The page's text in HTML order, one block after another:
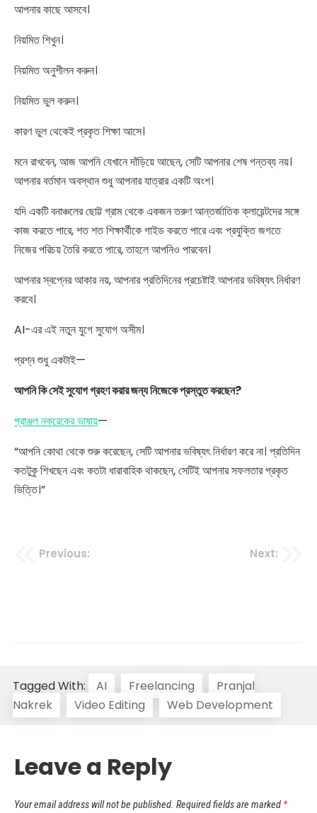
আপনার কাছে আসবে।
নিয়মিত শিখুন।
নিয়মিত অনুশীলন করুন।
নিয়মিত ভুল করুন।
কারণ ভুল থেকেই প্রকৃত শিক্ষা আসে।
মনে রাখবেন, আজ আপনি যেখানে দাঁড়িয়ে আছেন, সেটি আপনার শেষ গন্তব্য নয়।
আপনার বর্তমান অবস্থান শুধু আপনার যাত্রার একটি অংশ।
যদি একটি বনাঞ্চলের ছোট্ট গ্রাম থেকে একজন তরুণ আন্তর্জাতিক ক্লায়েন্টদের সঙ্গে
কাজ করতে পারে, শত শত শিক্ষার্থীকে গাইড করতে পারে এবং প্রযুক্তি জগতে
নিজের পরিচয় তৈরি করতে পারে, তাহলে আপনিও পারবেন।
আপনার স্বপ্নের আকার নয়, আপনার প্রতিদিনের প্রচেষ্টাই আপনার ভবিষ্যৎ নির্ধারণ
করবে।
AI-এর এই নতুন যুগে সুযোগ অসীম।
প্রশ্ন শুধু একটাই—
আপনি কি সেই সুযোগ গ্রহণ করার জন্য নিজেকে প্রস্তুত করছেন?
প্রাঞ্জল নকরেকের ভাষায়—
“আপনি কোথা থেকে শুরু করেছেন, সেটি আপনার ভবিষ্যৎ নির্ধারণ করে না। প্রতিদিন
কতটুকু শিখছেন এবং কতটা ধারাবাহিক থাকছেন, সেটিই আপনার সফলতার প্রকৃত
ভিত্তি।”
Previous:
Next:
Tagged With: AI Freelancing
Pranjal
Nakrek
Video Editing Web Development
Leave a Reply
Your email address will not be published. Required fields are marked *